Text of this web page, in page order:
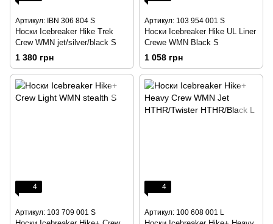
Артикул: IBN 306 804 S
Носки Icebreaker Hike Trek
Crew WMN jet/silver/black S
1 380 грн
Артикул: 103 954 001 S
Носки Icebreaker Hike UL Liner
Crewe WMN Black S
1 058 грн
4
Артикул: 103 709 001 S
4
Артикул: 100 608 001 L